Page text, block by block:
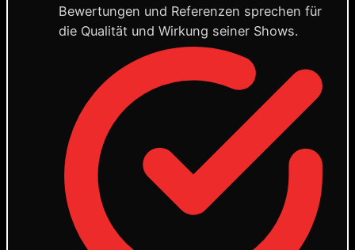
Bewertungen und Referenzen sprechen für
die Qualität und Wirkung seiner Shows.